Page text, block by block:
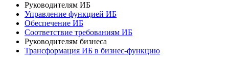
Руководителям ИБ
Управление функцией ИБ
Обеспечение ИБ
Соответствие требованиям ИБ
Руководителям бизнеса
Трансформация ИБ в бизнес-функцию